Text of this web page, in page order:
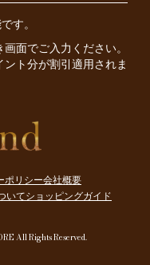
す。
面でご入力ください。
ト分が割引適用されま
ポリシー会社概要
いてショッピングガイド
All Rights Reserved.